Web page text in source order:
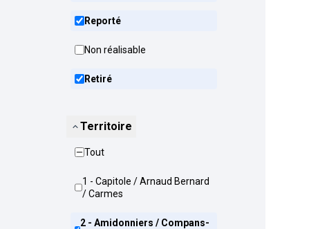
Reporté
Non réalisable
Retiré
Territoire
Tout
1 - Capitole / Arnaud Bernard
/ Carmes
2 - Amidonniers / Compans-